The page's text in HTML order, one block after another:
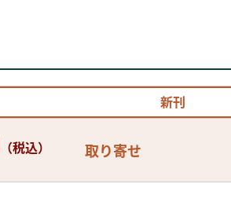
新刊
（税込） 取り寄せ